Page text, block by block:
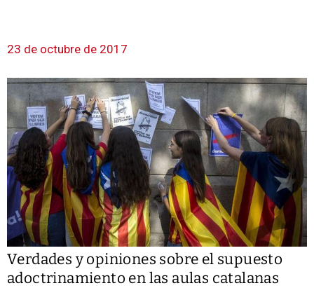
23 de octubre de 2017
Verdades y opiniones sobre el supuesto
adoctrinamiento en las aulas catalanas